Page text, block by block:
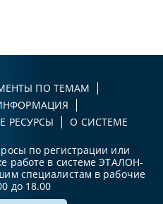
ПО ТЕМАМ
РЕСУРСЫ
О СИСТЕМЕ
по регистрации или
работе в системе ЭТАЛОН-
специалистам в рабочие
до 18.00